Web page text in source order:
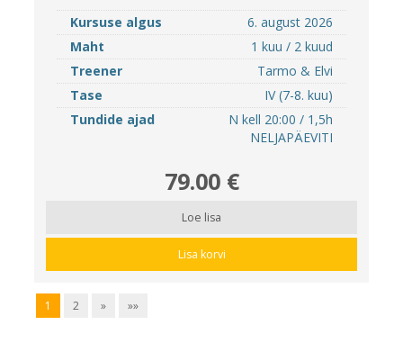
Kursuse algus
6. august 2026
Maht
1 kuu / 2 kuud
Treener
Tarmo & Elvi
Tase
IV (7-8. kuu)
Tundide ajad
N kell 20:00 / 1,5h
NELJAPÄEVITI
79.00 €
Loe lisa
Lisa korvi
1 2 » »»